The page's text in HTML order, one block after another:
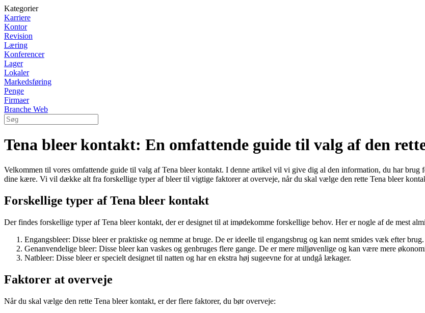
Kategorier
Karriere
Kontor
Revision
Læring
Konferencer
Lager
Lokaler
Markedsføring
Penge
Firmaer
Branche Web
Tena bleer kontakt: En omfattende guide til valg af den
Velkommen til vores omfattende guide til valg af Tena bleer kontakt. I denne artikel vil vi give dig al den information, du har
dine kære. Vi vil dække alt fra forskellige typer af bleer til vigtige faktorer at overveje, når du skal vælge den rette Tena bleer
Forskellige typer af Tena bleer kontakt
Der findes forskellige typer af Tena bleer kontakt, der er designet til at imødekomme forskellige behov. Her er nogle af de mest
Engangsbleer: Disse bleer er praktiske og nemme at bruge. De er ideelle til engangsbrug og kan nemt smides væk efter brug.
Genanvendelige bleer: Disse bleer kan vaskes og genbruges flere gange. De er mere miljøvenlige og kan være mere
Natbleer: Disse bleer er specielt designet til natten og har en ekstra høj sugeevne for at undgå lækager.
Faktorer at overveje
Når du skal vælge den rette Tena bleer kontakt, er der flere faktorer, du bør overveje: